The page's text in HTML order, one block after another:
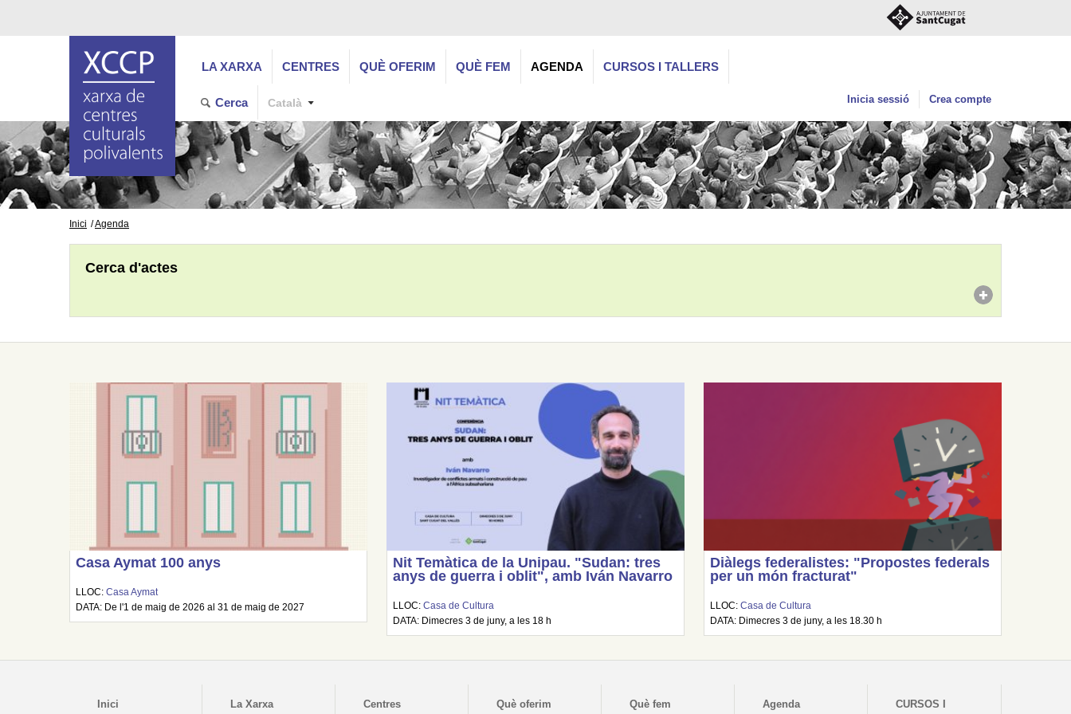
LA XARXA CENTRES QUÈ OFERIM QUÈ FEM AGENDA CURSOS I TALLERS
Cerca Català Inicia sessió Crea compte
Inici Agenda
Cerca d'actes
Casa Aymat 100 anys
LLOC:Casa Aymat
DATA: De l'1 de maig de 2026 al 31 de maig de 2027
Nit Temàtica de la Unipau. "Sudan: tres
anys de guerra i oblit", amb Iván Navarro
LLOC:Casa de Cultura
DATA: Dimecres 3 de juny, a les 18 h
Diàlegs federalistes: "Propostes federals
per un món fracturat"
LLOC:Casa de Cultura
DATA: Dimecres 3 de juny, a les 18.30 h
Inici La Xarxa Centres Què oferim Què fem Agenda
CURSOS I